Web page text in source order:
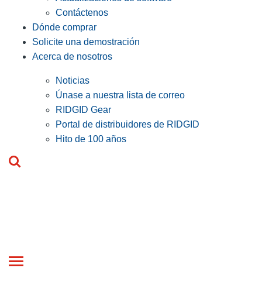
Contáctenos
Dónde comprar
Solicite una demostración
Acerca de nosotros
Noticias
Únase a nuestra lista de correo
RIDGID Gear
Portal de distribuidores de RIDGID
Hito de 100 años
Toggle